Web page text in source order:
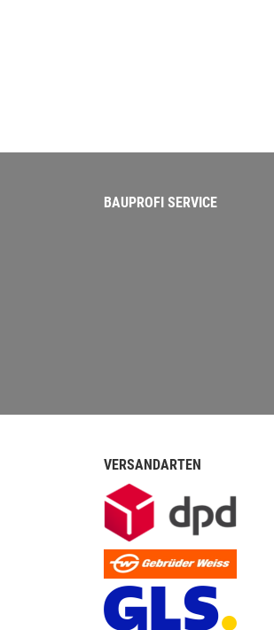
BAUPROFI SERVICE
VERSANDARTEN